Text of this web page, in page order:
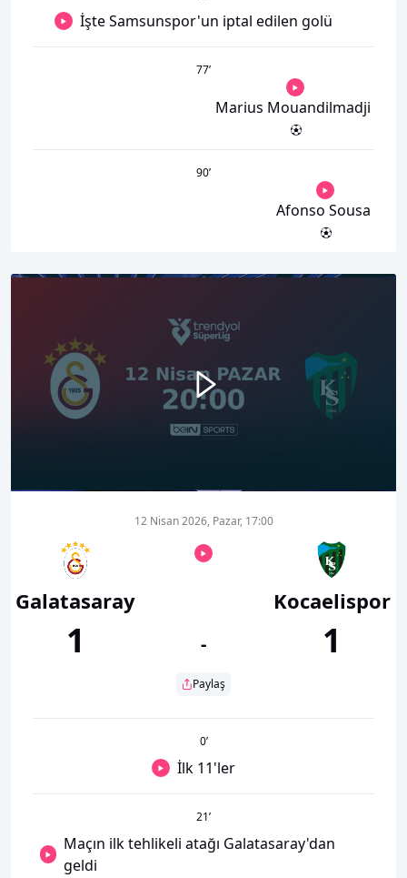
İşte Samsunspor'un iptal edilen golü
77’
Marius Mouandilmadji
90’
Afonso Sousa
Galatasaray
1
12 Nisan 2026, Pazar, 17:00
-
Paylaş
Kocaelispor
1
0’
İlk 11'ler
21’
Maçın ilk tehlikeli atağı Galatasaray'dan
geldi